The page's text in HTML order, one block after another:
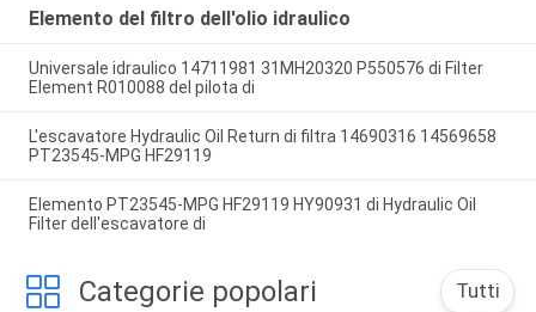
Elemento del filtro dell'olio idraulico
Universale idraulico 14711981 31MH20320 P550576 di Filter
Element R010088 del pilota di
L'escavatore Hydraulic Oil Return di filtra 14690316 14569658
PT23545-MPG HF29119
Elemento PT23545-MPG HF29119 HY90931 di Hydraulic Oil
Filter dell'escavatore di
Categorie popolari Tutti